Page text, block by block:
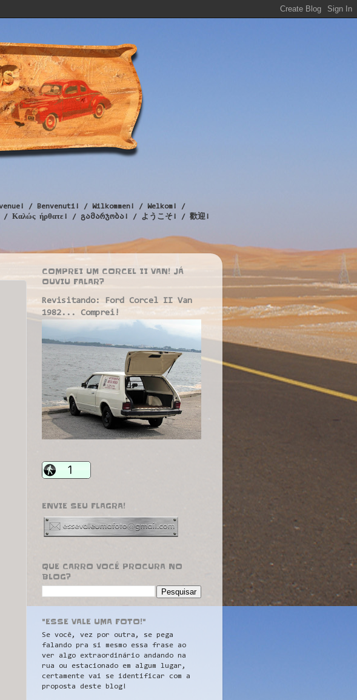
/ Benvenuti! / Wilkommen! / Welkom! /
Καλώς ήρθατε! / გამარჯობა! / ようこそ! / 歡迎!
COMPREI UM CORCEL II VAN! JÁ
OUVIU FALAR?
Revisitando: Ford Corcel II Van
1982... Comprei!
ENVIE SEU FLAGRA!
QUE CARRO VOCÊ PROCURA NO
BLOG?
"ESSE VALE UMA FOTO!"
Se você, vez por outra, se pega
falando pra si mesmo essa frase ao
ver algo extraordinário andando na
rua ou estacionado em algum lugar,
certamente vai se identificar com a
proposta deste blog!